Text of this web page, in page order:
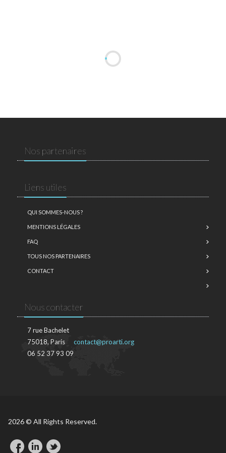
Nos partenaires
Liens utiles
QUI SOMMES-NOUS ?
MENTIONS LÉGALES
FAQ
TOUS NOS PARTENAIRES
CONTACT
Nous contacter
7 rue Bachelet
75018, Paris
06 52 37 93 09
contact@proarti.org
2026 © All Rights Reserved.